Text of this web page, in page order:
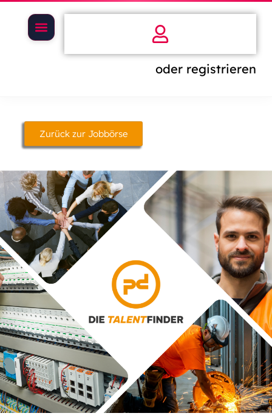
oder registrieren
Zurück zur Jobbörse